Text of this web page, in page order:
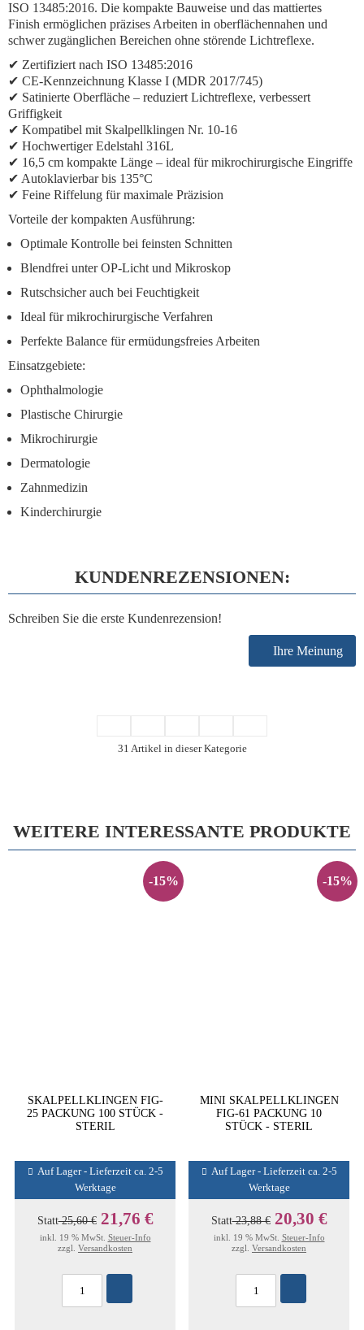
ISO 13485:2016. Die kompakte Bauweise und das mattiertes
Finish ermöglichen präzises Arbeiten in oberflächennahen und
schwer zugänglichen Bereichen ohne störende Lichtreflexe.
✔ Zertifiziert nach ISO 13485:2016
✔ CE-Kennzeichnung Klasse I (MDR 2017/745)
✔ Satinierte Oberfläche – reduziert Lichtreflexe, verbessert
Griffigkeit
✔ Kompatibel mit Skalpellklingen Nr. 10-16
✔ Hochwertiger Edelstahl 316L
✔ 16,5 cm kompakte Länge – ideal für mikrochirurgische Eingriffe
✔ Autoklavierbar bis 135°C
✔ Feine Riffelung für maximale Präzision
Vorteile der kompakten Ausführung:
Optimale Kontrolle bei feinsten Schnitten
Blendfrei unter OP-Licht und Mikroskop
Rutschsicher auch bei Feuchtigkeit
Ideal für mikrochirurgische Verfahren
Perfekte Balance für ermüdungsfreies Arbeiten
Einsatzgebiete:
Ophthalmologie
Plastische Chirurgie
Mikrochirurgie
Dermatologie
Zahnmedizin
Kinderchirurgie
KUNDENREZENSIONEN:
Schreiben Sie die erste Kundenrezension!
Ihre Meinung
31 Artikel in dieser Kategorie
WEITERE INTERESSANTE PRODUKTE
-15%
SKALPELLKLINGEN FIG-
25 PACKUNG 100 STÜCK -
STERIL
Auf Lager - Lieferzeit ca. 2-5
Werktage
Statt25,60 € 21,76 €
inkl. 19 % MwSt. Steuer-Info
zzgl. Versandkosten
-15%
MINI SKALPELLKLINGEN
FIG-61 PACKUNG 10
STÜCK - STERIL
Auf Lager - Lieferzeit ca. 2-5
Werktage
Statt23,88 € 20,30 €
inkl. 19 % MwSt. Steuer-Info
zzgl. Versandkosten